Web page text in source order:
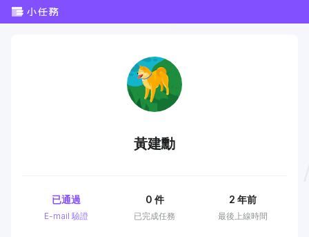
黃建勳
E-mail 驗證
已通過
已完成任務
0 件
最後上線時間
2 年前